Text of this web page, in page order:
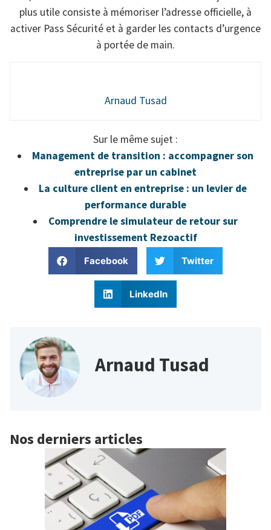
plus utile consiste à mémoriser l’adresse officielle, à
activer Pass Sécurité et à garder les contacts d’urgence
à portée de main.
Arnaud Tusad
Sur le même sujet :
Management de transition : accompagner son
entreprise par un cabinet
La culture client en entreprise : un levier de
performance durable
Comprendre le simulateur de retour sur
investissement Rezoactif
Facebook Twitter
LinkedIn
Arnaud Tusad
Nos derniers articles